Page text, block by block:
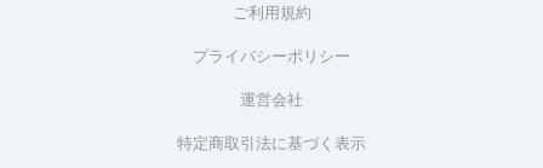
ご利用規約
プライバシーポリシー
運営会社
特定商取引法に基づく表示